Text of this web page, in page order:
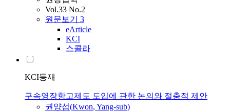
Vol.33 No.2
원문보기 3
eArticle
KCI
스콜라
KCI등재
구속영장항고제도 도입에 관한 논의와 절충적 제안
권양섭(Kwon, Yang-sub)